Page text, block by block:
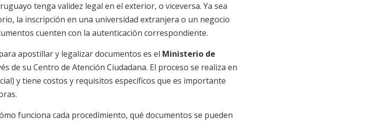
tenga validez legal en el exterior, o viceversa. Ya sea
la inscripción en una universidad extranjera o un negocio
cuenten con la autenticación correspondiente.
apostillar y legalizar documentos es el Ministerio de
de su Centro de Atención Ciudadana. El proceso se realiza en
y tiene costos y requisitos específicos que es importante
funciona cada procedimiento, qué documentos se pueden